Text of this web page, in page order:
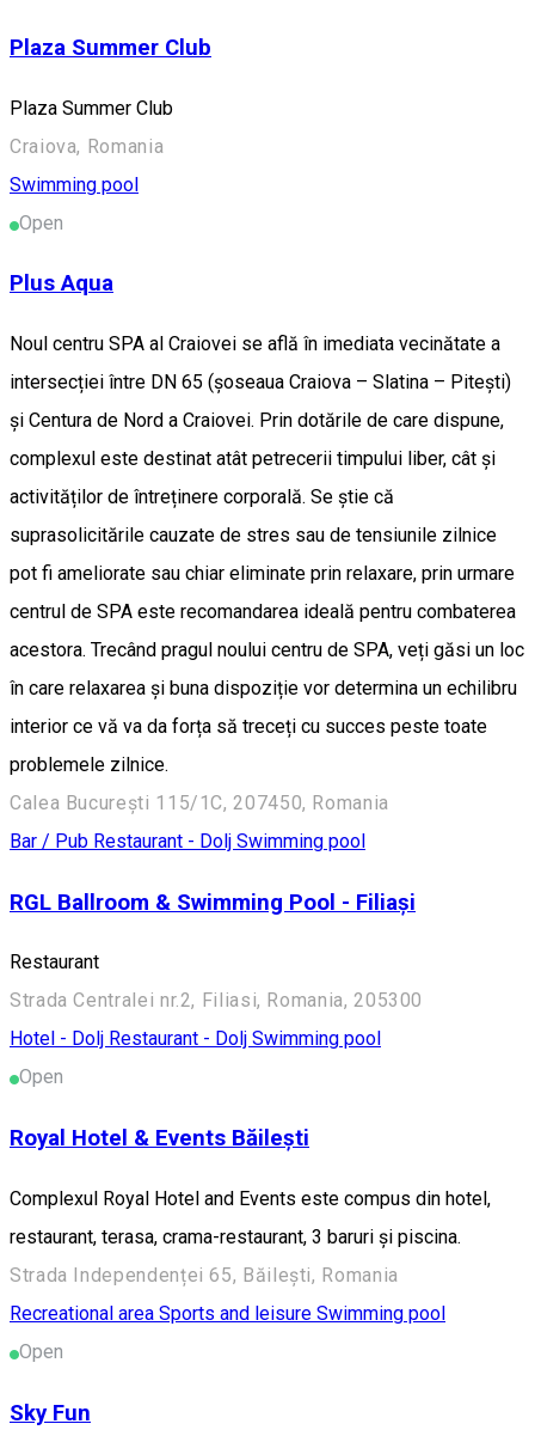
Plaza Summer Club
Plaza Summer Club
Craiova, Romania
Swimming pool
Open
Plus Aqua
Noul centru SPA al Craiovei se află în imediata vecinătate a
intersecției între DN 65 (șoseaua Craiova – Slatina – Pitești)
și Centura de Nord a Craiovei. Prin dotările de care dispune,
complexul este destinat atât petrecerii timpului liber, cât și
activităților de întreținere corporală. Se știe că
suprasolicitările cauzate de stres sau de tensiunile zilnice
pot fi ameliorate sau chiar eliminate prin relaxare, prin urmare
centrul de SPA este recomandarea ideală pentru combaterea
acestora. Trecând pragul noului centru de SPA, veți găsi un loc
în care relaxarea și buna dispoziție vor determina un echilibru
interior ce vă va da forța să treceți cu succes peste toate
problemele zilnice.
Calea București 115/1C, 207450, Romania
Bar / Pub Restaurant - Dolj Swimming pool
RGL Ballroom & Swimming Pool - Filiași
Restaurant
Strada Centralei nr.2, Filiasi, Romania, 205300
Hotel - Dolj Restaurant - Dolj Swimming pool
Open
Royal Hotel & Events Băilești
Complexul Royal Hotel and Events este compus din hotel,
restaurant, terasa, crama-restaurant, 3 baruri și piscina.
Strada Independenței 65, Băilești, Romania
Recreational area Sports and leisure Swimming pool
Open
Sky Fun